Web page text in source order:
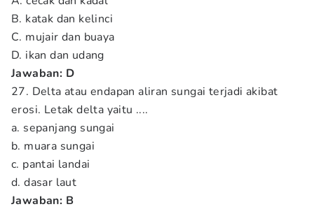
B. katak dan kelinci
C. mujair dan buaya
D. ikan dan udang
Jawaban: D
27. Delta atau endapan aliran sungai terjadi akibat
erosi. Letak delta yaitu ....
a. sepanjang sungai
b. muara sungai
c. pantai landai
d. dasar laut
Jawaban: B